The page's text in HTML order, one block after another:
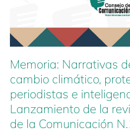
Memoria: Narrativas
cambio climático,
periodistas e
Lanzamiento de la
de la Comunicación